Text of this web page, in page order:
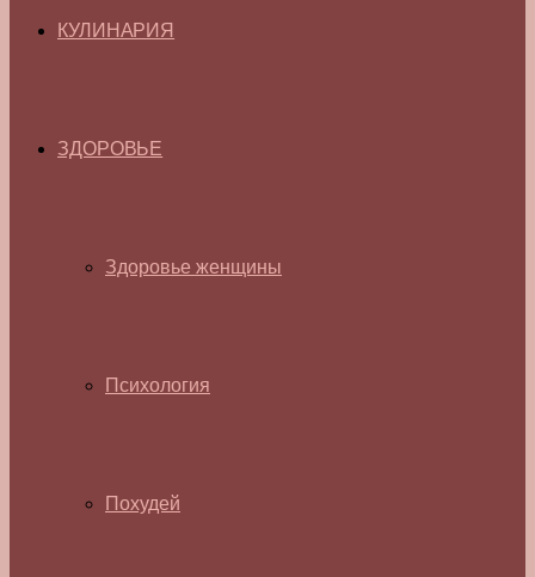
КУЛИНАРИЯ
ЗДОРОВЬЕ
Здоровье женщины
Психология
Похудей